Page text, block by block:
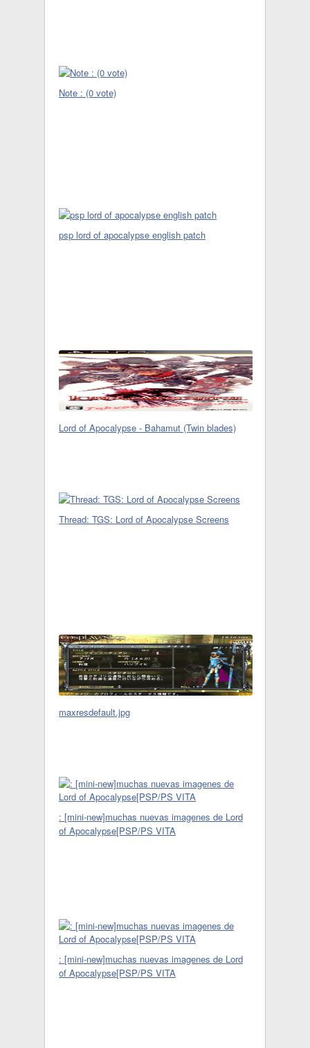
Note : (0 vote)
psp lord of apocalypse english patch
Lord of Apocalypse - Bahamut (Twin blades)
Thread: TGS: Lord of Apocalypse Screens
maxresdefault.jpg
: [mini-new]muchas nuevas imagenes de Lord
of Apocalypse[PSP/PS VITA
: [mini-new]muchas nuevas imagenes de Lord
of Apocalypse[PSP/PS VITA